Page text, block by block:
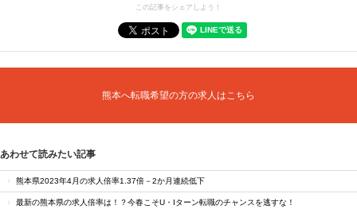
この記事をシェアしよう！
熊本へ転職希望の方の求人はこちら
あわせて読みたい記事
熊本県2023年4月の求人倍率1.37倍－2か月連続低下
最新の熊本県の求人倍率は！？今春こそU・Iターン転職のチャンスを逃すな！